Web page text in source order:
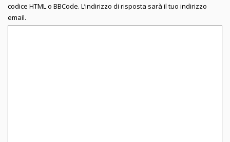
codice HTML o BBCode. L’indirizzo di risposta sarà il tuo indirizzo
email.